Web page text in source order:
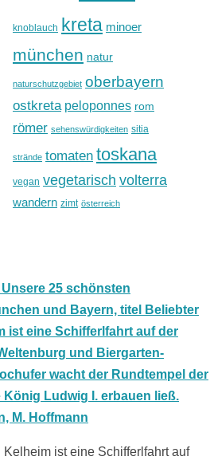
ist eine Schifferlfahrt auf
knoblauch kreta minoer
münchen natur
naturschutzgebiet oberbayern
ostkreta peloponnes rom
römer sehenswürdigkeiten sitia
strände tomaten toskana
vegan vegetarisch volterra
wandern zimt österreich